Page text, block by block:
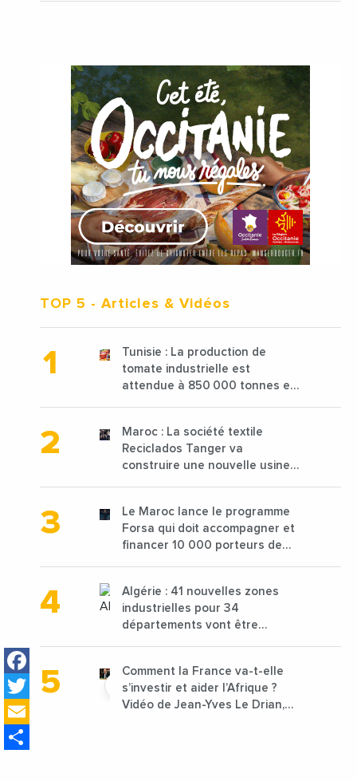
Facebook
Twitter
TOP 5 - Articles & Vidéos
Tunisie : La production de
tomate industrielle est
attendue à 850 000 tonnes en
Maroc : La société textile
Reciclados Tanger va
construire une nouvelle usine
Le Maroc lance le programme
Forsa qui doit accompagner et
financer 10 000 porteurs de
Algérie : 41 nouvelles zones
industrielles pour 34
départements vont être
Comment la France va-t-elle
s’investir et aider l’Afrique ?
Vidéo de Jean-Yves Le Drian,